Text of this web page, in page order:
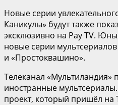
Новые серии
Каникулы» будут также
эксклюзивно на Pay TV.
новые серии
и «Простоквашино».
Телеканал «Мультиландия»
иностранные
проект, который пришёл на